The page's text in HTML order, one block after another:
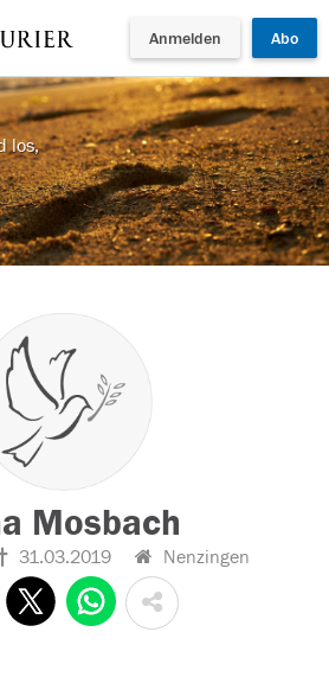
Anmelden Abo
los,
Mosbach
31.03.2019 Nenzingen